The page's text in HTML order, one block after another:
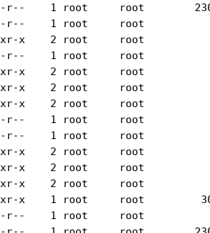
r--    1 root     root
r--    1 root     root
x    2 root     root
r--    1 root     root
x    2 root     root
x    2 root     root
x    2 root     root
r--    1 root     root
r--    1 root     root
x    2 root     root
x    2 root     root
x    2 root     root
x    1 root     root
r--    1 root     root